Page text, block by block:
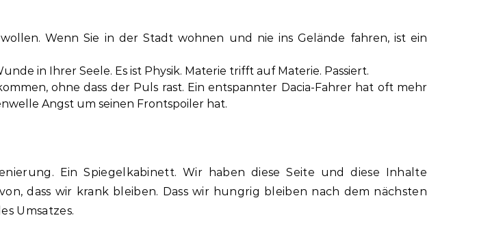
Wenn Sie in der Stadt wohnen und nie ins Gelände fahren, ist ein
in Ihrer Seele. Es ist Physik. Materie trifft auf Materie. Passiert.
ohne dass der Puls rast. Ein entspannter Dacia-Fahrer hat oft mehr
Angst um seinen Frontspoiler hat.
Ein Spiegelkabinett. Wir haben diese Seite und diese Inhalte
dass wir krank bleiben. Dass wir hungrig bleiben nach dem nächsten
Umsatzes.